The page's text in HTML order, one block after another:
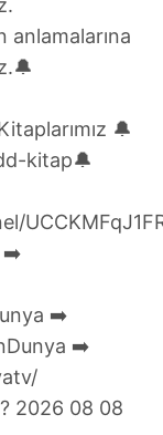
2026 08 08